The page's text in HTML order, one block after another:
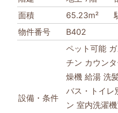
面積
65.23m²
物件番号
B402
設備・条件
ペット可能
チン カウン
燥機 給湯 洗
バス・トイレ
ン 室内洗濯